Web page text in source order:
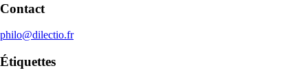
Contact
philo@dilectio.fr
Étiquettes